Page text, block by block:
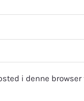
i denne